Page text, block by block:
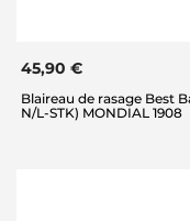
45,90 €
Blaireau de rasage Best
N/L-STK) MONDIAL 1908